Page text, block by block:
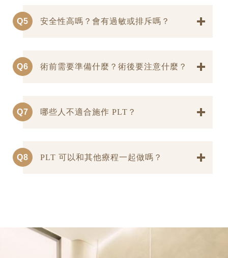
Q5 安全性高嗎？會有過敏或排斥嗎？
Q6 術前需要準備什麼？術後要注意什麼？
Q7 哪些人不適合施作 PLT？
Q8 PLT 可以和其他療程一起做嗎？